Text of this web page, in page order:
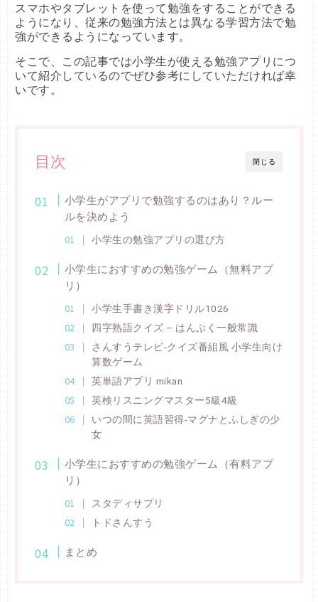
スマホやタブレットを使って勉強をすることができる
ようになり、従来の勉強方法とは異なる学習方法で勉
強ができるようになっています。
そこで、この記事では小学生が使える勉強アプリにつ
いて紹介しているのでぜひ参考にしていただければ幸
いです。
閉じる
目次
小学生がアプリで勉強するのはあり？ルー
ルを決めよう
小学生の勉強アプリの選び方
小学生におすすめの勉強ゲーム（無料アプ
リ）
小学生手書き漢字ドリル1026
四字熟語クイズ – はんぷく一般常識
さんすうテレビ-クイズ番組風 小学生向け
算数ゲーム
英単語アプリ mikan
英検リスニングマスター5級4級
いつの間に英語習得-マグナとふしぎの少
女
小学生におすすめの勉強ゲーム（有料アプ
リ）
スタディサプリ
トドさんすう
まとめ